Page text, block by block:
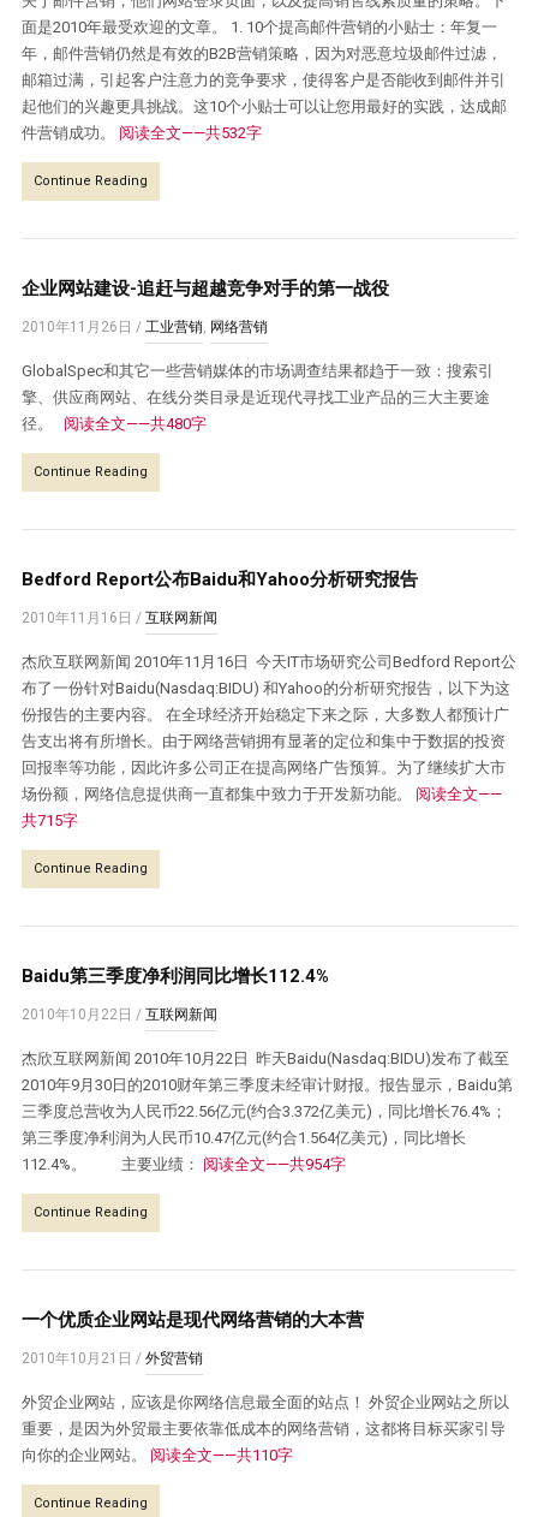
面是2010年最受欢迎的文章。 1. 10个提高邮件营销的小贴士：年复一
年，邮件营销仍然是有效的B2B营销策略，因为对恶意垃圾邮件过滤，
邮箱过满，引起客户注意力的竞争要求，使得客户是否能收到邮件并引
起他们的兴趣更具挑战。这10个小贴士可以让您用最好的实践，达成邮
件营销成功。 阅读全文——共532字
Continue Reading
企业网站建设-追赶与超越竞争对手的第一战役
2010年11月26日 / 工业营销, 网络营销
GlobalSpec和其它一些营销媒体的市场调查结果都趋于一致：搜索引
擎、供应商网站、在线分类目录是近现代寻找工业产品的三大主要途
径。 阅读全文——共480字
Continue Reading
Bedford Report公布Baidu和Yahoo分析研究报告
2010年11月16日 / 互联网新闻
杰欣互联网新闻 2010年11月16日 今天IT市场研究公司Bedford Report公
布了一份针对Baidu(Nasdaq:BIDU) 和Yahoo的分析研究报告，以下为这
份报告的主要内容。 在全球经济开始稳定下来之际，大多数人都预计广
告支出将有所增长。由于网络营销拥有显著的定位和集中于数据的投资
回报率等功能，因此许多公司正在提高网络广告预算。为了继续扩大市
场份额，网络信息提供商一直都集中致力于开发新功能。 阅读全文——
共715字
Continue Reading
Baidu第三季度净利润同比增长112.4%
2010年10月22日 / 互联网新闻
杰欣互联网新闻 2010年10月22日 昨天Baidu(Nasdaq:BIDU)发布了截至
2010年9月30日的2010财年第三季度未经审计财报。报告显示，Baidu第
三季度总营收为人民币22.56亿元(约合3.372亿美元)，同比增长76.4%；
第三季度净利润为人民币10.47亿元(约合1.564亿美元)，同比增长
112.4%。 主要业绩： 阅读全文——共954字
Continue Reading
一个优质企业网站是现代网络营销的大本营
2010年10月21日 / 外贸营销
外贸企业网站，应该是你网络信息最全面的站点！ 外贸企业网站之所以
重要，是因为外贸最主要依靠低成本的网络营销，这都将目标买家引导
向你的企业网站。 阅读全文——共110字
Continue Reading